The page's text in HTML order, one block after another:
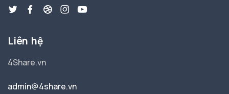
Liên hệ
4Share.vn
admin@4share.vn